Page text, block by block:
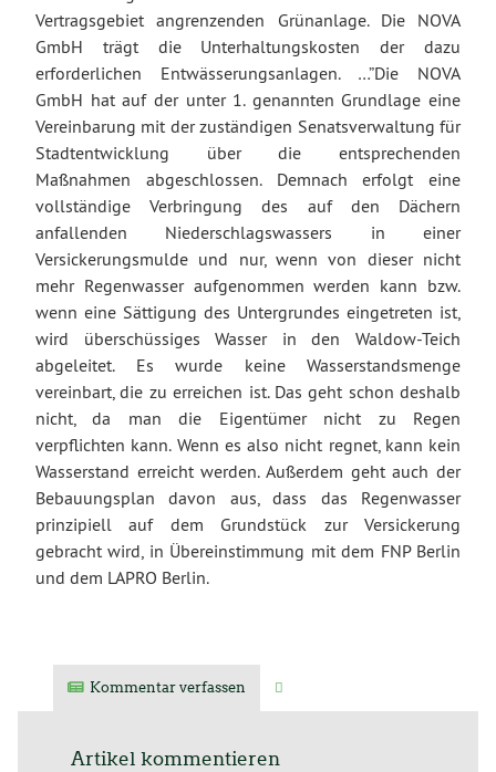
Vertragsgebiet angrenzenden Grünanlage. Die NOVA
GmbH trägt die Unterhaltungskosten der dazu
erforderlichen Entwässerungsanlagen. …”Die NOVA
GmbH hat auf der unter 1. genannten Grundlage eine
Vereinbarung mit der zuständigen Senatsverwaltung für
Stadtentwicklung über die entsprechenden
Maßnahmen abgeschlossen. Demnach erfolgt eine
vollständige Verbringung des auf den Dächern
anfallenden Niederschlagswassers in einer
Versickerungsmulde und nur, wenn von dieser nicht
mehr Regenwasser aufgenommen werden kann bzw.
wenn eine Sättigung des Untergrundes eingetreten ist,
wird überschüssiges Wasser in den Waldow-Teich
abgeleitet. Es wurde keine Wasserstandsmenge
vereinbart, die zu erreichen ist. Das geht schon deshalb
nicht, da man die Eigentümer nicht zu Regen
verpflichten kann. Wenn es also nicht regnet, kann kein
Wasserstand erreicht werden. Außerdem geht auch der
Bebauungsplan davon aus, dass das Regenwasser
prinzipiell auf dem Grundstück zur Versickerung
gebracht wird, in Übereinstimmung mit dem FNP Berlin
und dem LAPRO Berlin.
Kommentar verfassen
Artikel kommentieren